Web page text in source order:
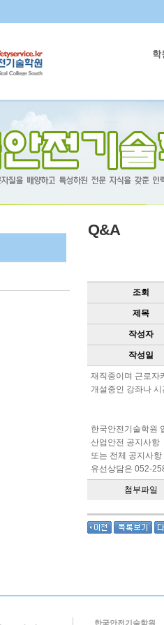
학
Q&A
조회
제목
작성자
작성일
재직중이며 근로자
개설중인 강좌나
한국안전기술학원
산업안전 공지사항
또는 전체 공지사
유선상담은 052-
첨부파일
한국안전기술학원